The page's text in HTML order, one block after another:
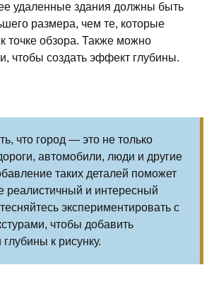
удаленные здания должны быть
размера, чем те, которые
точке обзора. Также можно
чтобы создать эффект глубины.
что город — это не только
автомобили, люди и другие
таких деталей поможет
реалистичный и интересный
экспериментировать с
чтобы добавить
к рисунку.